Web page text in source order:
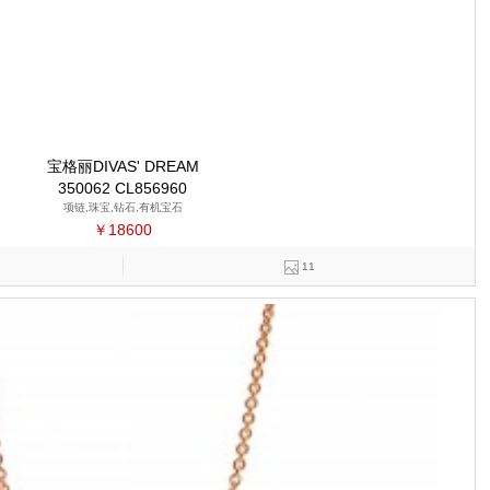
宝格丽DIVAS' DREAM
350062 CL856960
项链,珠宝,钻石,有机宝石
￥18600
11